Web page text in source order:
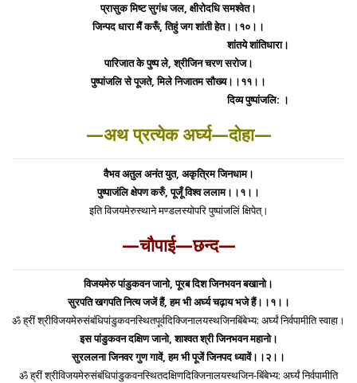
प्रासुक मिष्ट सुगंध जल, क्षीरोदधि समश्वेत।
जिन्पद धारा मैं करूँ, तिहुं जग शांती हेत।।१०।।
शांतये शांतिधारा।
पारिजात के पुष्प ले, श्रीजिन चरण सरोज।
पुष्पांजलि से पूजते, मिले निजातम सौख्य।।११।।
दिव्य पुष्पांजलि: ।
—अथ प्रत्येक अर्घ्य—दोहा—
वैभव अतुल अनंत युत, अकृत्रिम जिनधाम।
पुष्पाजंलि क्षेपण करुँ, पूजूँ विश्व ललाम।।१।।
इति विजयमेरुस्थाने मण्डलस्योपरि पुष्पांजलिं क्षिपेत्।
—चौपाई—छन्द—
विजयमेरु पांडुकवन जानो, पूरब दिश जिनभवन बखानो।
सुरपति खगपति नित्य जजें हैं, हम भी अर्घ्य चढ़ाय भजे हैं।।१।।
ॐ ह्रीं श्रीविजयमेरुसंबंधिपांडुकवनस्थितपूर्वदिक्जिनालयस्थजिनबिंबेभ्य: अर्घ्यं निर्वपामीति स्वाहा।
इस पांडुकवन दक्षिण जानो, शाश्वत श्री जिनभवन महानो।
सुरललना जिनवर गुण गावें, हम भी पूजें जिनपद ध्यावें।।२।।
ॐ ह्रीं श्रीविजयमेरुसंबंधिपांडुकवनस्थितदक्षिणदिक्जिनालयस्थजिन-बिंबेभ्य: अर्घ्यं निर्वपामीति